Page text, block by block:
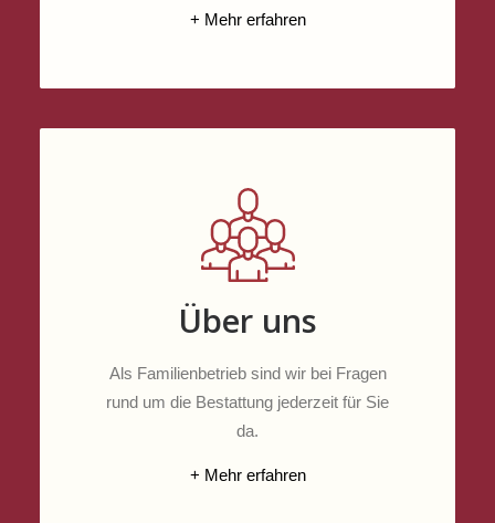
+ Mehr erfahren
Über uns
Als Familienbetrieb sind wir bei Fragen
rund um die Bestattung jederzeit für Sie
da.
+ Mehr erfahren